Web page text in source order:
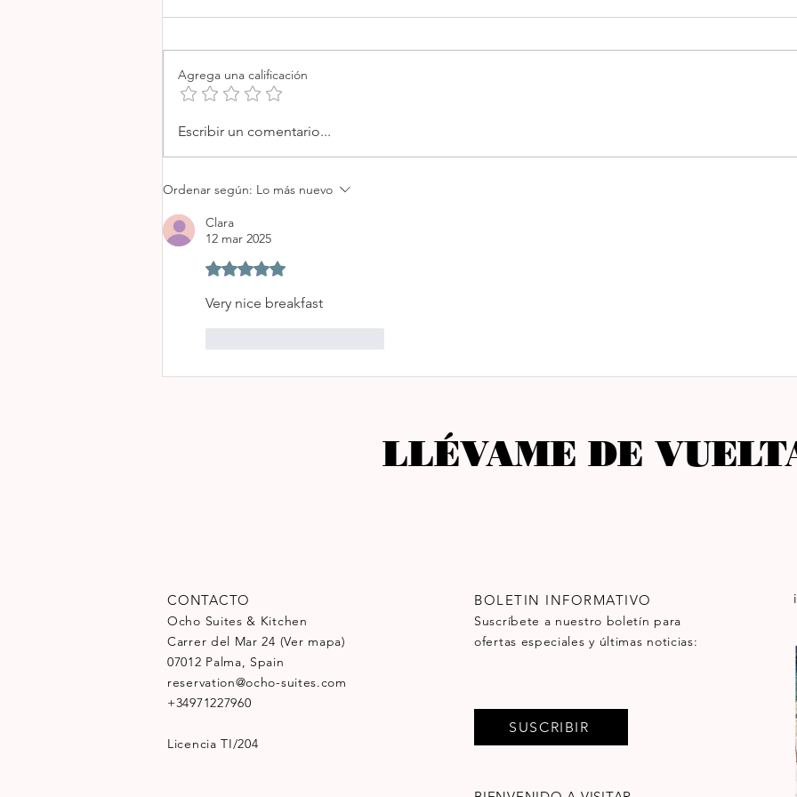
NOBIS HOTEL PALMA
Agrega una calificación
Escribir un comentario...
Ordenar según: Lo más nuevo
Clara
12 mar 2025
Obtuvo 5 de 5 estrellas.
Very nice breakfast
LLÉVAME DE
CONTACTO
Ocho Suites & Kitchen
Carrer del Mar 24 (Ver mapa)
07012 Palma, Spain
reservation@ocho-suites.com
+34971227960
Licencia TI/204
BOLETIN INFORMATIVO
Suscríbete a nuestro boletín para
ofertas especiales y últimas noticias:
SUSCRIBIR